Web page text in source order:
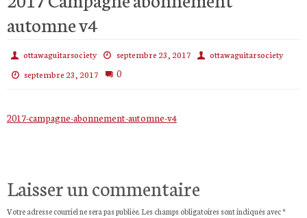
automne v4
ottawaguitarsociety septembre 23, 2017
ottawaguitarsociety
septembre 23, 2017
0
2017-campagne-abonnement-automne-v4
Laisser un commentaire
Votre adresse courriel ne sera pas publiée.Les champs obligatoires sont indiqués avec*